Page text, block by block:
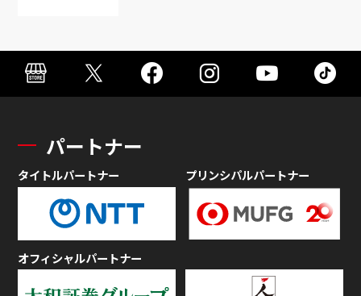
パートナー
タイトルパートナー プリンシパルパートナー
オフィシャルパートナー